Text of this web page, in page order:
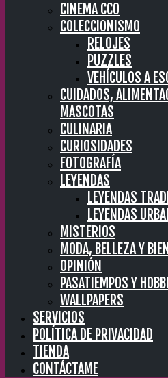
CINEMA CC0
COLECCIONISMO
RELOJES
PUZZLES
VEHÍCULOS A
CUIDADOS,
MASCOTAS
CULINARIA
CURIOSIDADES
FOTOGRAFÍA
LEYENDAS
LEYENDAS
LEYENDAS
MISTERIOS
MODA, BELLEZA Y
OPINIÓN
PASATIEMPOS Y
WALLPAPERS
SERVICIOS
POLÍTICA DE PRIVACIDAD
TIENDA
CONTÁCTAME